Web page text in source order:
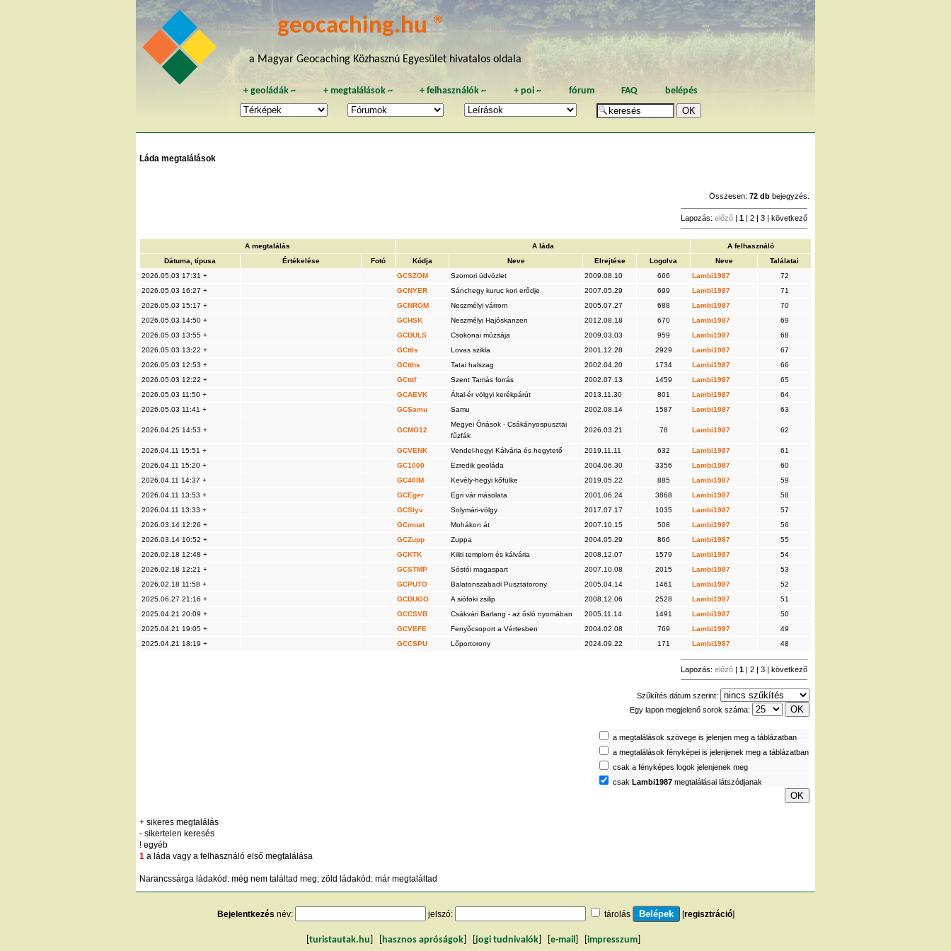
geocaching.hu ®
a Magyar Geocaching Közhasznú Egyesület hivatalos oldala
+geoládák ~ + megtalálások~ +felhasználók ~ + poi~ fórum FAQ belépés
Láda megtalálások
Összesen: 72 db bejegyzés.
Lapozás: előző 1 2 3 következő
A megtalálás A láda
A felhasználó
Dátuma, típusa
Értékelése Fotó Kódja Neve Elrejtése Logolva Neve
Találatai
2026.05.03 17:31 +
GCSZOM Szomori üdvözlet 2009.08.10 666 Lambi1987
72
2026.05.03 16:27 +
GCNYER Sánchegy kuruc kori erődje 2007.05.29 699 Lambi1987
71
2026.05.03 15:17 +
GCNROM Neszmélyi várrom 2005.07.27 688 Lambi1987
70
2026.05.03 14:50 +
GCHSK Neszmélyi Hajóskanzen 2012.08.18 670 Lambi1987
69
2026.05.03 13:55 +
GCDULS Csokonai múzsája 2009.03.03 959 Lambi1987
68
2026.05.03 13:22 +
GCttls Lovas szikla 2001.12.28 2929 Lambi1987
67
2026.05.03 12:53 +
GCtths Tatai halszag 2002.04.20 1734 Lambi1987
66
2026.05.03 12:22 +
GCtttf Szent Tamás forrás 2002.07.13 1459 Lambi1987
65
2026.05.03 11:50 +
GCAEVK Által-ér völgyi kerékpárút 2013.11.30 801 Lambi1987
64
2026.05.03 11:41 +
GCSamu Samu 2002.08.14 1587 Lambi1987 63
2026.04.25 14:53 + GCMO12
Megyei Óriások - Csákányospusztai
fűzfák
2026.03.21 78 Lambi1987 62
2026.04.11 15:51 + GCVENK Vendel-hegyi Kálvária és hegytető 2019.11.11 632 Lambi1987
61
2026.04.11 15:20 +
GC1000 Ezredik geoláda 2004.06.30 3356 Lambi1987
60
2026.04.11 14:37 +
GC40IM Kevély-hegyi kőfülke 2019.05.22 885 Lambi1987
59
2026.04.11 13:53 +
GCEger Egri vár másolata 2001.06.24 3868 Lambi1987
58
2026.04.11 13:33 +
GCSlyv Solymári-völgy 2017.07.17 1035 Lambi1987
57
2026.03.14 12:26 +
GCmoat Mohákon át 2007.10.15 508 Lambi1987
56
2026.03.14 10:52 +
GCZupp Zuppa 2004.05.29 866 Lambi1987
55
2026.02.18 12:48 +
GCKTK Kiliti templom és kálvária 2008.12.07 1579 Lambi1987
54
2026.02.18 12:21 +
GCSTMP Sóstói magaspart 2007.10.08 2015 Lambi1987
53
2026.02.18 11:58 +
GCPUTO Balatonszabadi Pusztatorony 2005.04.14 1461 Lambi1987
52
2025.06.27 21:16 +
GCDUGO A siófoki zsilip 2008.12.06 2528 Lambi1987
51
2025.04.21 20:09 +
GCCSVB Csákvári Barlang - az ősló nyomában 2005.11.14 1491 Lambi1987
50
2025.04.21 19:05 +
GCVEFE Fenyőcsoport a Vértesben 2004.02.08 769 Lambi1987
49
2025.04.21 18:19 +
GCCSPU Lőportorony 2024.09.22 171 Lambi1987 48
Lapozás: előző 1 2 3 következő
Szűkítés dátum szerint:
Egy lapon megjelenő sorok száma:
a megtalálások szövege is jelenjen meg a táblázatban
a megtalálások fényképei is jelenjenek meg a táblázatban
csak a fényképes logok jelenjenek meg
csak Lambi1987 megtalálásai látszódjanak
+ sikeres megtalálás
- sikertelen keresés
! egyéb
1 a láda vagy a felhasználó első megtalálása
Narancssárga ládakód: még nem találtad meg; zöld ládakód: már megtaláltad
Bejelentkezés név: jelszó: tárolás [regisztráció]
turistautak.hu hasznos apróságok jogi tudnivalók e-mail impresszum